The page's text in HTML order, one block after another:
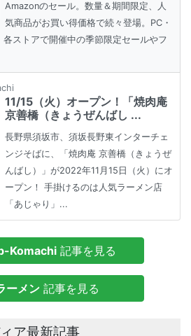
Amazonのセール。数量＆期間限定、人
気商品がお買い得価格で続々登場。PC・
ストアで開催中の季節限定セールやフ
11/15（火）オープン！「焼肉庵
京善橋（きょうぜんばし ...
長野県須坂市、須坂長野東インターチェ
ンジそばに、「焼肉庵 京善橋（きょうぜ
んばし）」が2022年11月15日（火）にオ
ープン！ 手掛けるのは人気ラーメン店
「あじゃり」...
Komachi記事を見る
ーメン 記事を見る
ア最新記事